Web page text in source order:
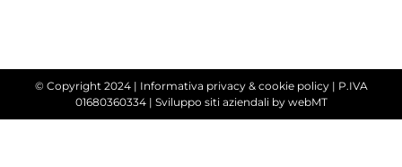
© Copyright 2024 | Informativa privacy & cookie policy| P.IVA
01680360334 | Sviluppo siti aziendaliby webMT